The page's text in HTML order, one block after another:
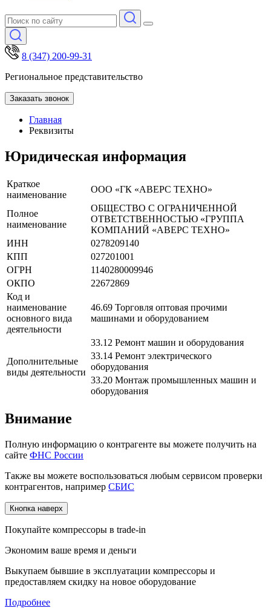
8 (347) 200-99-31
Региональное представительство
Заказать звонок
Главная
Реквизиты
Юридическая информация
Краткое
наименование
ООО «ГК «АВЕРС ТЕХНО»
Полное
наименование
ОБЩЕСТВО С ОГРАНИЧЕННОЙ
ОТВЕТСТВЕННОСТЬЮ «ГРУППА
КОМПАНИЙ «АВЕРС ТЕХНО»
ИНН
0278209140
КПП
027201001
ОГРН
1140280009946
ОКПО
22672869
Код и
наименование
основного вида
деятельности
46.69 Торговля оптовая прочими
машинами и оборудованием
Дополнительные
виды деятельности
33.12 Ремонт машин и оборудования
33.14 Ремонт электрического
оборудования
33.20 Монтаж промышленных машин и
оборудования
Внимание
Полную информацию о контрагенте вы можете получить на
сайте ФНС России
Также вы можете воспользоваться любым сервисом проверки
контрагентов, например СБИС
Кнопка наверх
Покупайте компрессоры в trade-in
Экономим ваше время и деньги
Выкупаем бывшие в эксплуатации компрессоры и
предоставляем скидку на новое оборудование
Подробнее